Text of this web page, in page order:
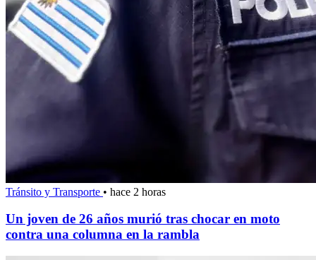
Tránsito y Transporte • hace 2 horas
Un joven de 26 años murió tras chocar en moto
contra una columna en la rambla